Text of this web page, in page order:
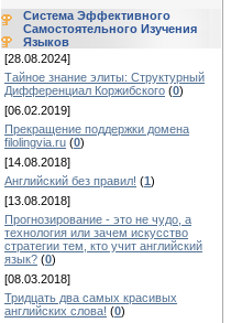
Система Эффективного
Самостоятельного Изучения
Языков
[28.08.2024]
Тайное знание элиты: Структурный
Дифференциал Коржибского (0)
[06.02.2019]
Прекращение поддержки домена
filolingvia.ru (0)
[14.08.2018]
Английский без правил! (1)
[13.08.2018]
Прогнозирование - это не чудо, а
технология или зачем искусство
стратегии тем, кто учит английский
язык? (0)
[08.03.2018]
Тридцать два самых красивых
английских слова! (0)